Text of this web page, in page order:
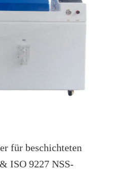
für beschichteten
ISO 9227 NSS-